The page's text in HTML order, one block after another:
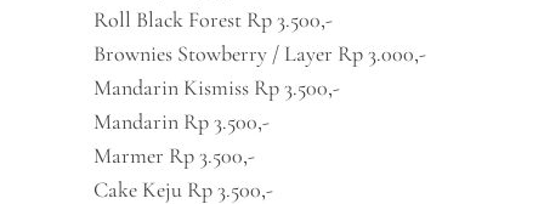
Roll Black Forest Rp 3.500,-
Brownies Stowberry / Layer Rp 3.000,-
Mandarin Kismiss Rp 3.500,-
Mandarin Rp 3.500,-
Marmer Rp 3.500,-
Cake Keju Rp 3.500,-